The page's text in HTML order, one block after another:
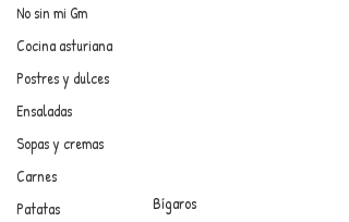
No sin mi Gm
Cocina asturiana
Postres y dulces
Ensaladas
Sopas y cremas
Carnes
Patatas
Bígaros